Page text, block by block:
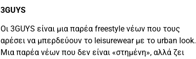
3GUYS
Οι 3GUYS είναι μια παρέα freestyle νέων που τους
αρέσει να μπερδεύουν το leisurewear με το urban look.
Μια παρέα νέων που δεν είναι «στημένη», αλλά ζει